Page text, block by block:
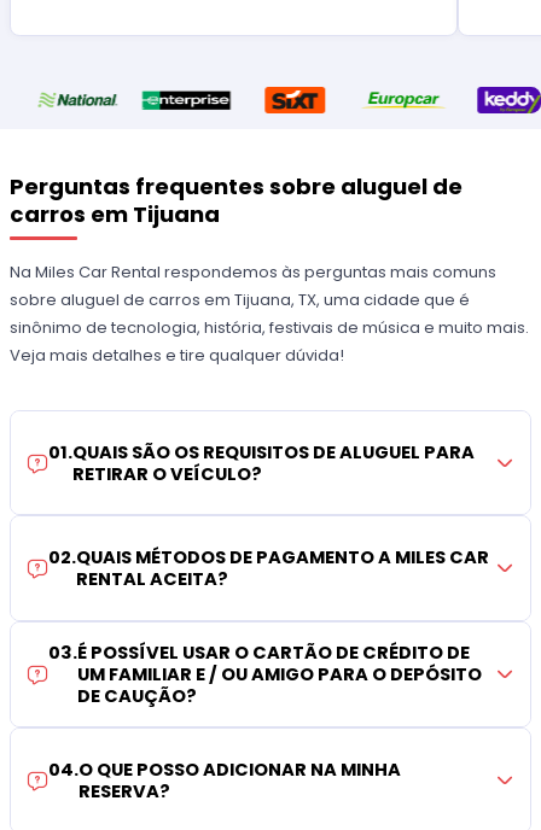
Perguntas frequentes sobre aluguel de
carros em Tijuana
Na Miles Car Rental respondemos às perguntas mais comuns
sobre aluguel de carros em Tijuana, TX, uma cidade que é
sinônimo de tecnologia, história, festivais de música e muito mais.
Veja mais detalhes e tire qualquer dúvida!
01.QUAIS SÃO OS REQUISITOS DE ALUGUEL PARA
RETIRAR O VEÍCULO?
02.QUAIS MÉTODOS DE PAGAMENTO A MILES CAR
RENTAL ACEITA?
03.É POSSÍVEL USAR O CARTÃO DE CRÉDITO DE
UM FAMILIAR E / OU AMIGO PARA O DEPÓSITO
DE CAUÇÃO?
04.O QUE POSSO ADICIONAR NA MINHA
RESERVA?